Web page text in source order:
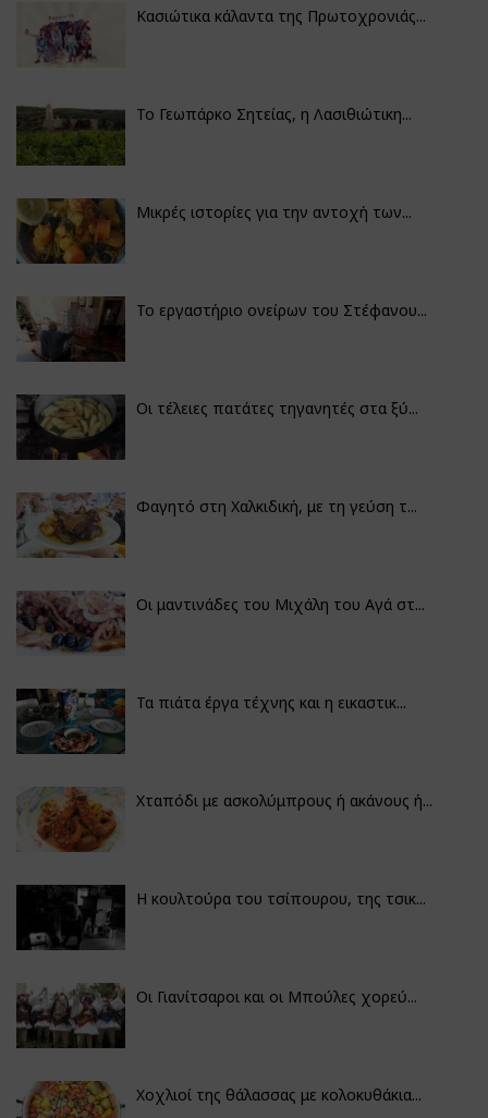
Κασιώτικα κάλαντα της Πρωτοχρονιάς...
Το Γεωπάρκο Σητείας, η Λασιθιώτικη...
Μικρές ιστορίες για την αντοχή των...
Το εργαστήριο ονείρων του Στέφανου...
Οι τέλειες πατάτες τηγανητές στα ξύ...
Φαγητό στη Χαλκιδική, με τη γεύση τ...
Οι μαντινάδες του Μιχάλη του Αγά στ...
Τα πιάτα έργα τέχνης και η εικαστικ...
Χταπόδι με ασκολύμπρους ή ακάνους ή...
Η κουλτούρα του τσίπουρου, της τσικ...
Οι Γιανίτσαροι και οι Μπούλες χορεύ...
Χοχλιοί της θάλασσας με κολοκυθάκια...